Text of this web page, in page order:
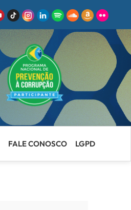
FALE CONOSCO LGPD